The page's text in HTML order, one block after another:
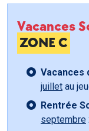
Vacances
ZONE C
Vacances
juillet au
Rentrée
septembre